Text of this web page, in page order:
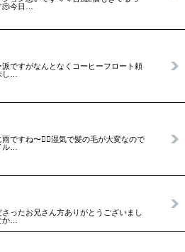
今日…
ですがなんとなくコーヒーフロート頼
し…
ですね〜😮‍💨湿気で髪の毛が大変なので
ル…
ったお兄さん方ありがとうございまし
か…